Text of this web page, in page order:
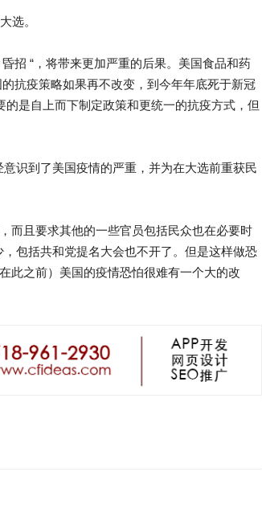
选。
招 “，将带来更加严重的后果。美国食品和药
抗疫策略如果再不改变，到今年年底死于新冠
是自上而下制定政策和更统一的抗疫方式，但
识到了美国疫情的严重，并为在大选前重获民
而且要求其他的一些官员包括民众也在必要时
包括共和党提名大会也不开了。但是这样做恐
此之前）美国的疫情恐怕很难有一个大的改